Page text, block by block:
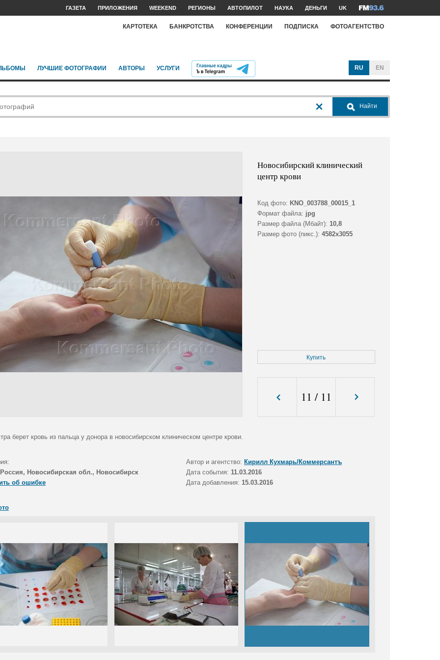
ГАЗЕТА ПРИЛОЖЕНИЯ WEEKEND РЕГИОНЫ АВТОПИЛОТ НАУКА ДЕНЬГИ UK
КАРТОТЕКА БАНКРОТСТВА КОНФЕРЕНЦИИ ПОДПИСКА ФОТОАГЕНТСТВО
ЛУЧШИЕ ФОТОГРАФИИ АВТОРЫ УСЛУГИ RU EN
Найти
Новосибирский клинический
центр крови
Код фото: KNO_003788_00015_1
Формат файла: jpg
Размер файла (Мбайт): 10,8
Размер фото (пикс.): 4582x3055
Купить
11 / 11
берет кровь из пальца у донора в новосибирском клиническом центре крови.
Автор и агентство: Кирилл Кухмарь/Коммерсантъ
Россия, Новосибирская обл., Новосибирск Дата события: 11.03.2016
об ошибке
Дата добавления: 15.03.2016